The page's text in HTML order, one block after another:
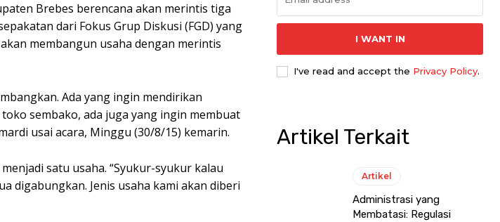
Brebes berencana akan merintis tiga
dari Fokus Grup Diskusi (FGD) yang
membangun usaha dengan merintis
Ada yang ingin mendirikan
sembako, ada juga yang ingin membuat
usai acara, Minggu (30/8/15) kemarin.
satu usaha. “Syukur-syukur kalau
digabungkan. Jenis usaha kami akan diberi
I WANT IN
I've read and accept the Privacy Policy.
Artikel Terkait
Artikel
Administrasi yang
Membatasi: Regulasi